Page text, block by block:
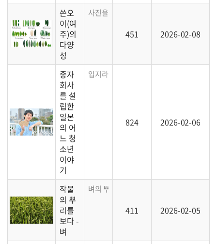
쓴오
이(여
주)의
다양
성
사진을 통해 쓴오이가 얼마나 다양한지 한
451 2026-02-08
종자
회사
를 설
립한
일본
의 어
느 청
소년
이야
기
입지라는 나이인 15세의 일본인 청소년이
824 2026-02-06
작물
의 뿌
리를
보다 -
벼
벼의 뿌리에 대해 살펴봅니다.
411 2026-02-05